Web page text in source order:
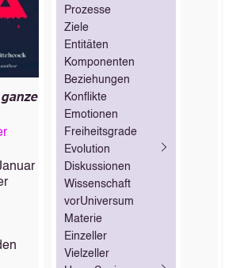
Prozesse
Ziele
Entitäten
Komponenten
Beziehungen
Konflikte
Emotionen
Freiheitsgrade
Evolution
Diskussionen
Wissenschaft
vorUniversum
Materie
Einzeller
Vielzeller